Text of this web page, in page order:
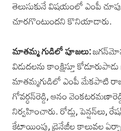
తెలుసుకునే విషయంలో ఎంపీ
చూరగొంటుందని కొనియాడారు.
మాతమ్మ గుడిలో పూజలు:
విడుదలను కాంక్షిస్తూ
మాతమ్మగుడిలో ఎంపీ మేకపాటి
గోవర్ధన్‌రెడ్డి, ఆనం
నిర్వహించారు. రోడ్లు, పెన్షన్‌లు,
కేటాయింపు, డ్రైనేజీల కాలువల